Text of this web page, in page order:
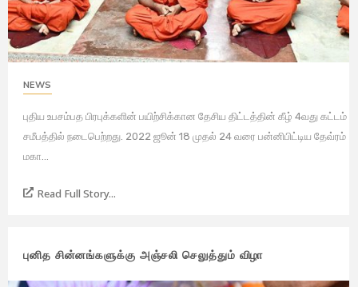
NEWS
புதிய உபசம்பத பிரபுக்களின் பயிற்சிக்கான தேசிய திட்டத்தின் கீழ் 4வது கட்டம்
சமீபத்தில் நடைபெற்றது. 2022 ஜூன் 18 முதல் 24 வரை பன்னிபிட்டிய தேவ்ரம்
மகா...
Read Full Story...
புனித சின்னங்களுக்கு அஞ்சலி செலுத்தும் விழா